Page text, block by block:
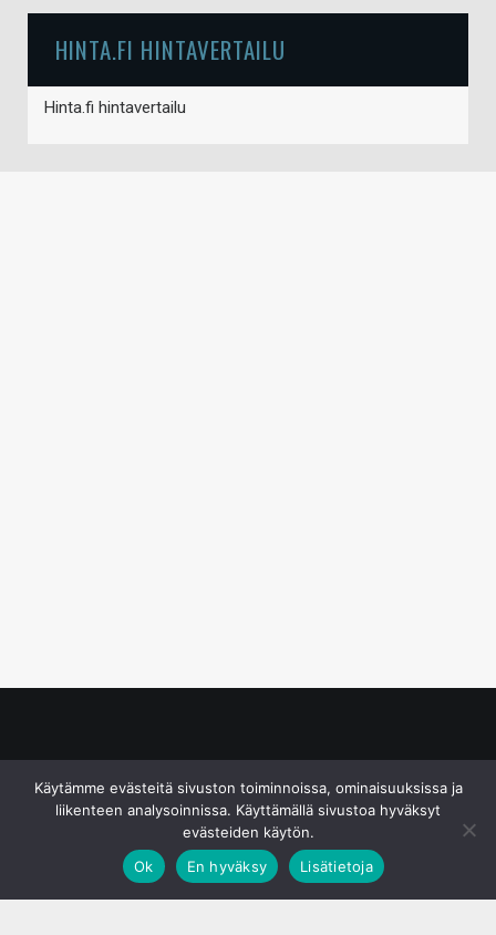
HINTA.FI HINTAVERTAILU
Hinta.fi hintavertailu
Käytämme evästeitä sivuston toiminnoissa, ominaisuuksissa ja
liikenteen analysoinnissa. Käyttämällä sivustoa hyväksyt
evästeiden käytön.
Ok
En hyväksy Lisätietoja